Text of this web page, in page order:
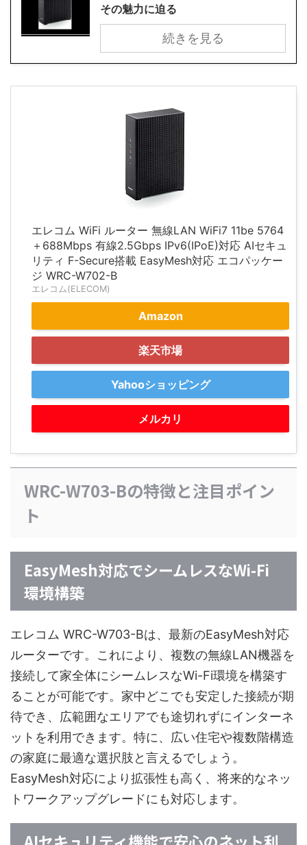
その魅力に迫る
続きを見る
エレコム WiFi ルーター 無線LAN WiFi7 11be 5764
＋688Mbps 有線2.5Gbps IPv6(IPoE)対応 AIセキュ
リティ F-Secure搭載 EasyMesh対応 エコパッケー
ジ WRC-W702-B
エレコム(ELECOM)
Amazon
楽天市場
Yahooショッピング
メルカリ
WRC-W703-Bの特徴と注目ポイン
ト
EasyMesh対応でシームレスなWi-Fi
環境構築
エレコム WRC-W703-Bは、最新のEasyMesh対応
ルーターです。これにより、複数の無線LAN機器を
接続して家全体にシームレスなWi-Fi環境を構築す
ることが可能です。家中どこでも安定した接続が期
待でき、広範囲なエリアでも途切れずにインターネ
ットを利用できます。特に、広い住宅や複数階構造
の家庭に最適な選択肢と言えるでしょう。
EasyMesh対応により拡張性も高く、将来的なネッ
トワークアップグレードにも対応します。